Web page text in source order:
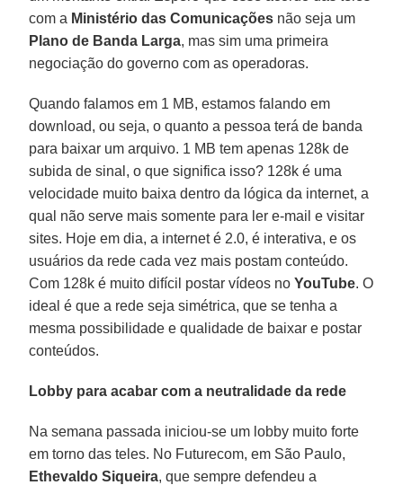
com a Ministério das Comunicações não seja um
Plano de Banda Larga, mas sim uma primeira
negociação do governo com as operadoras.
Quando falamos em 1 MB, estamos falando em
download, ou seja, o quanto a pessoa terá de banda
para baixar um arquivo. 1 MB tem apenas 128k de
subida de sinal, o que significa isso? 128k é uma
velocidade muito baixa dentro da lógica da internet, a
qual não serve mais somente para ler e-mail e visitar
sites. Hoje em dia, a internet é 2.0, é interativa, e os
usuários da rede cada vez mais postam conteúdo.
Com 128k é muito difícil postar vídeos noYouTube. O
ideal é que a rede seja simétrica, que se tenha a
mesma possibilidade e qualidade de baixar e postar
conteúdos.
Lobby para acabar com a neutralidade da rede
Na semana passada iniciou-se um lobby muito forte
em torno das teles. No Futurecom, em São Paulo,
Ethevaldo Siqueira, que sempre defendeu a